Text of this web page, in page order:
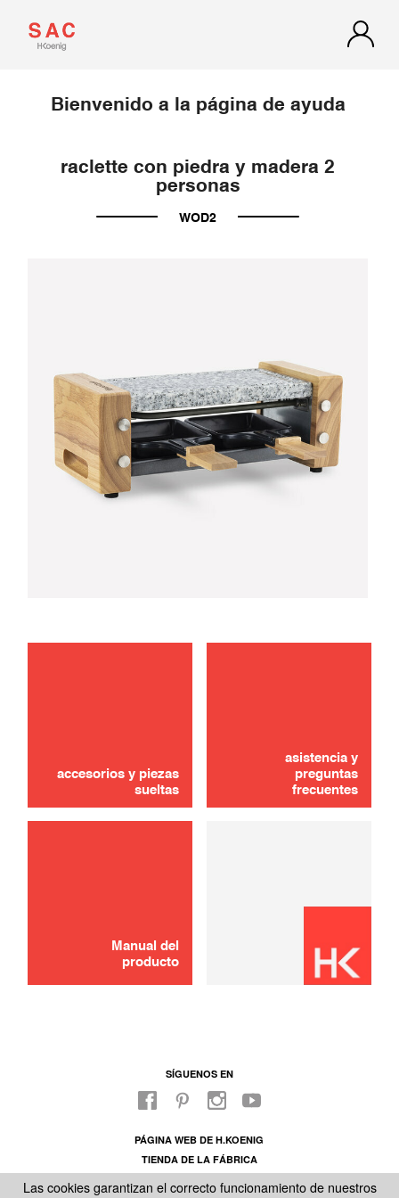
Bienvenido a la página de ayuda
raclette con piedra y madera 2
personas
WOD2
accesorios y piezas
sueltas
asistencia y
preguntas
frecuentes
Manual del
producto
AÑADIR A LA CESTA
SÍGUENOS EN
PÁGINA WEB DE H.KOENIG
TIENDA DE LA FÁBRICA
Las cookies garantizan el correcto funcionamiento de nuestros